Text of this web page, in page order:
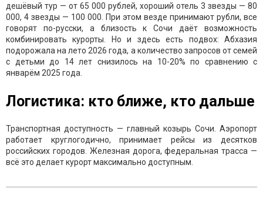
дешёвый тур — от 65 000 рублей, хороший отель 3 звезды — 80
000, 4 звезды — 100 000. При этом везде принимают рубли, все
говорят по-русски, а близость к Сочи даёт возможность
комбинировать курорты. Но и здесь есть подвох: Абхазия
подорожала на лето 2026 года, а количество запросов от семей
с детьми до 14 лет снизилось на 10-20% по сравнению с
январём 2025 года.
Логистика: кто ближе, кто дальше
Транспортная доступность — главный козырь Сочи. Аэропорт
работает круглогодично, принимает рейсы из десятков
российских городов. Железная дорога, федеральная трасса —
всё это делает курорт максимально доступным.